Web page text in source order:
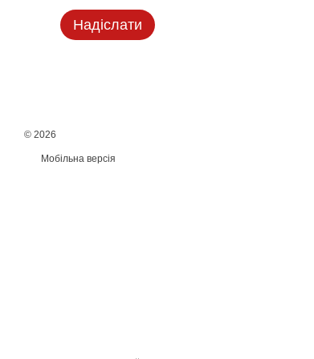
Надіслати
© 2026
Мобільна версія